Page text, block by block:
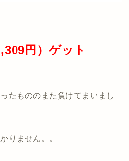
円）ゲット
たもののまた負けてまいまし
りません。。